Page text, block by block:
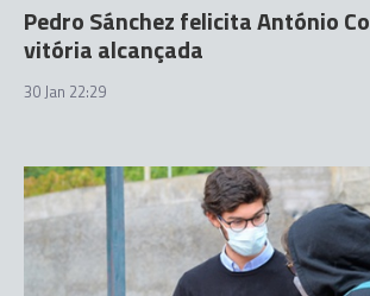
Pedro Sánchez felicita António
vitória alcançada
30 Jan 22:29